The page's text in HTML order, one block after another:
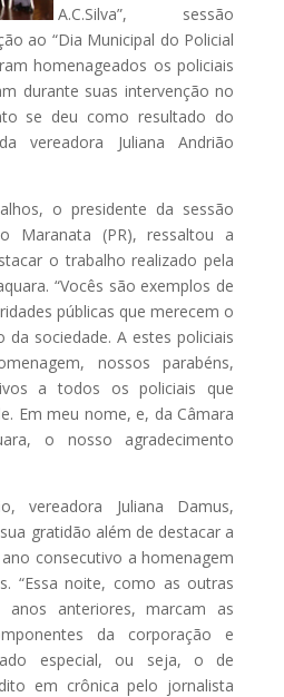
A.C.Silva”, sessão
ao “Dia Municipal do Policial
homenageados os policiais
durante suas intervenção no
se deu como resultado do
vereadora Juliana Andrião
o presidente da sessão
Maranata (PR), ressaltou a
o trabalho realizado pela
“Vocês são exemplos de
públicas que merecem o
sociedade. A estes policiais
nossos parabéns,
a todos os policiais que
Em meu nome, e, da Câmara
o nosso agradecimento
vereadora Juliana Damus,
gratidão além de destacar a
consecutivo a homenagem
“Essa noite, como as outras
anteriores, marcam as
da corporação e
especial, ou seja, o de
em crônica pelo jornalista